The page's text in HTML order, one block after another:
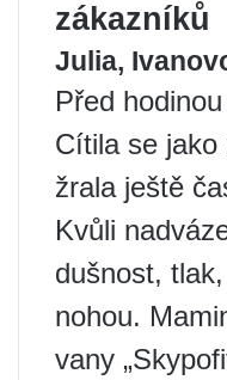
zákazníků
Julia,
Před
Cítila se jako
žrala ještě
Kvůli
dušnost,
nohou.
vany